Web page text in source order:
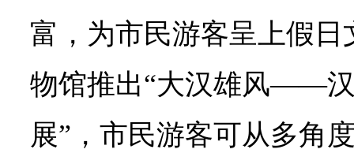
富，为市民游客呈上假
物馆推出“大汉雄风——
展”，市民游客可从多角